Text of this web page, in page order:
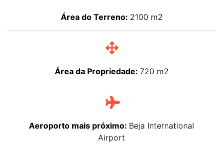
Área do Terreno: 2100 m2
Área da Propriedade: 720 m2
Aeroporto mais próximo: Beja International
Airport